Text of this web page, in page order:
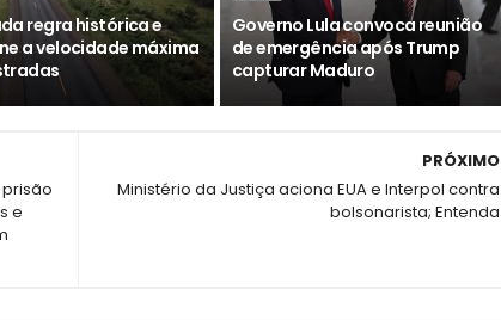
regra histórica e
a velocidade máxima
Governo Lula convoca reunião
de emergência após Trump
capturar Maduro
PRÓXIMO
Ministério da Justiça aciona EUA e Interpol contra
bolsonarista; Entenda
e